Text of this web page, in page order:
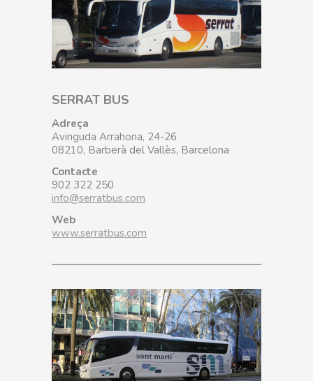
SERRAT BUS
Adreça
Avinguda Arrahona, 24-26
08210, Barberà del Vallès, Barcelona
Contacte
902 322 250
info@serratbus.com
Web
www.serratbus.com